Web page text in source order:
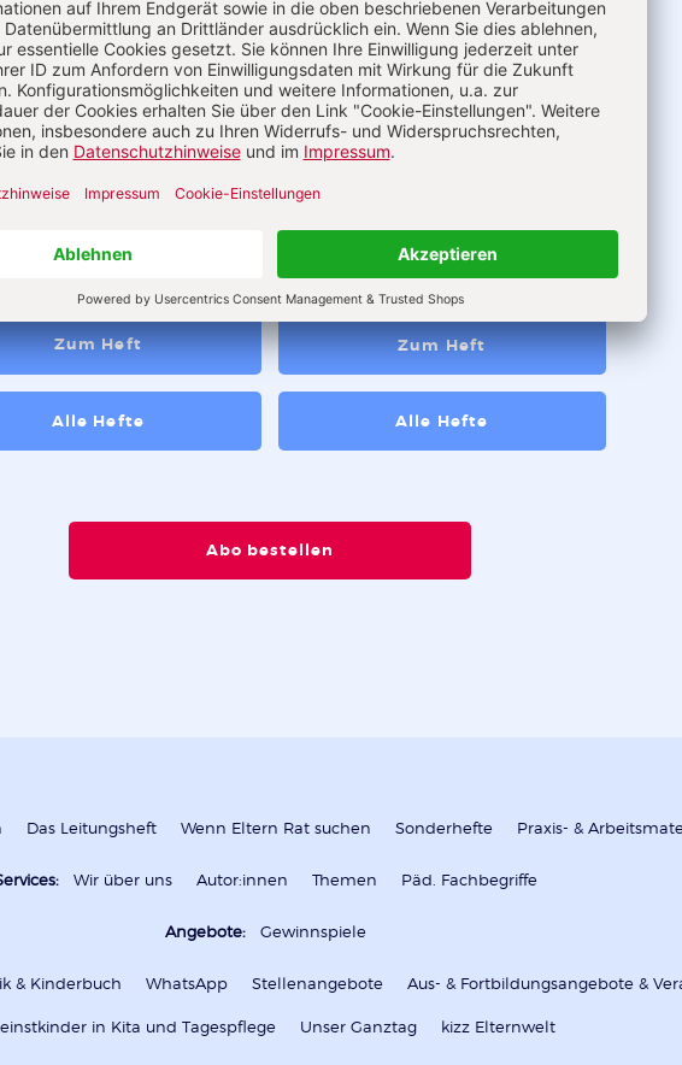
8_2026
Zumutens
Zum Heft
Alle Hefte
Ausgabe 3_2026
Zum Heft
Alle Hefte
Abo bestellen
Das Leitungsheft Wenn Eltern Rat suchen Sonderhefte Praxis- &
Wir über uns Autor:innen Themen Päd. Fachbegriffe
Angebote: Gewinnspiele
& Kinderbuch WhatsApp Stellenangebote Aus- & Fortbildungsangebote &
in Kita und Tagespflege Unser Ganztag kizz Elternwelt